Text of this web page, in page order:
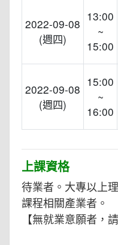
2022-09-08
(週四)
13:00
~
15:00
2022-09-08
(週四)
15:00
~
16:00
上課資格
待業者。大專以上
課程相關產業者。
【無就業意願者，